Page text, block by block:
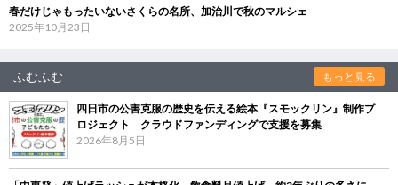
春だけじゃもったいないさくらの名所、加治川で秋のマルシェ
2025年10月23日
ふむふむ もっと見る
四日市の公害克服の歴史を伝える絵本『スモックリン』制作プ
ロジェクト クラウドファンディングで支援を募集
2026年8月5日